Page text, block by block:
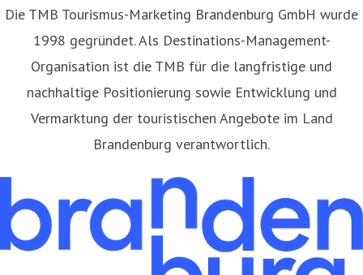
​Die TMB Tourismus-Marketing Brandenburg GmbH wurde
1998 gegründet. Als Destinations-Management-
Organisation ist die TMB für die langfristige und
nachhaltige Positionierung sowie Entwicklung und
Vermarktung der touristischen Angebote im Land
Brandenburg verantwortlich.